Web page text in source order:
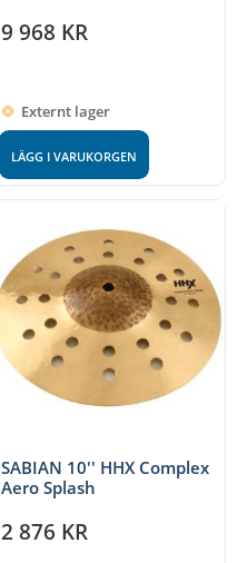
9 968 KR
Externt lager
LÄGG I VARUKORGEN
SABIAN 10'' HHX Complex
Aero Splash
2 876 KR